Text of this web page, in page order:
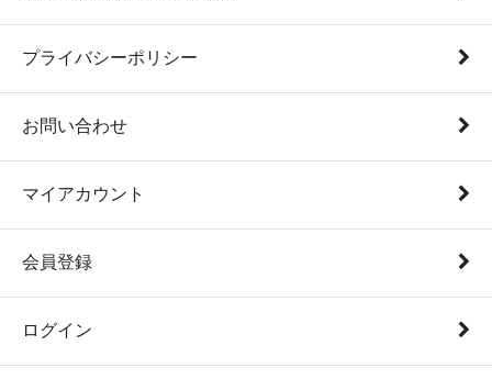
プライバシーポリシー
お問い合わせ
マイアカウント
会員登録
ログイン